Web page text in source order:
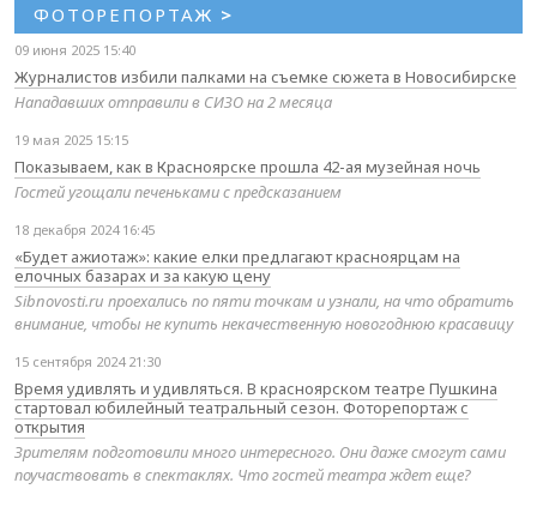
ФОТОРЕПОРТАЖ >
09 июня 2025 15:40
Журналистов избили палками на съемке сюжета в Новосибирске
Нападавших отправили в СИЗО на 2 месяца
19 мая 2025 15:15
Показываем, как в Красноярске прошла 42-ая музейная ночь
Гостей угощали печеньками с предсказанием
18 декабря 2024 16:45
«Будет ажиотаж»: какие елки предлагают красноярцам на
елочных базарах и за какую цену
Sibnovosti.ru проехались по пяти точкам и узнали, на что обратить
внимание, чтобы не купить некачественную новогоднюю красавицу
15 сентября 2024 21:30
Время удивлять и удивляться. В красноярском театре Пушкина
стартовал юбилейный театральный сезон. Фоторепортаж с
открытия
Зрителям подготовили много интересного. Они даже смогут сами
поучаствовать в спектаклях. Что гостей театра ждет еще?